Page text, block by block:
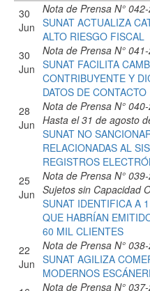
30
Jun
Nota de Prensa N°
SUNAT ACTUALIZA
ALTO RIESGO FISCAL
30
Jun
Nota de Prensa N°
SUNAT FACILITA
CONTRIBUYENTE Y
DATOS DE CONTACTO
28
Jun
Nota de Prensa N°
Hasta el 31 de agosto
SUNAT NO
RELACIONADAS AL
REGISTROS
25
Jun
Nota de Prensa N°
Sujetos sin Capacidad
SUNAT IDENTIFICA A
QUE HABRÍAN
60 MIL CLIENTES
22
Jun
Nota de Prensa N°
SUNAT AGILIZA
MODERNOS
Nota de Prensa N°